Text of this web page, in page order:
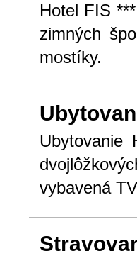
Hotel FIS
zimných
mostíky.
Ubytovanie
vybavená